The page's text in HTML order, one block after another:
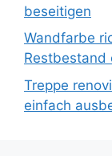
beseitigen
Wandfarbe
Restbestand
Treppe
einfach